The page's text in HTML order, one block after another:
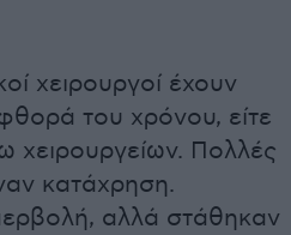
χειρουργοί έχουν
του χρόνου, είτε
χειρουργείων. Πολλές
κατάχρηση.
αλλά στάθηκαν